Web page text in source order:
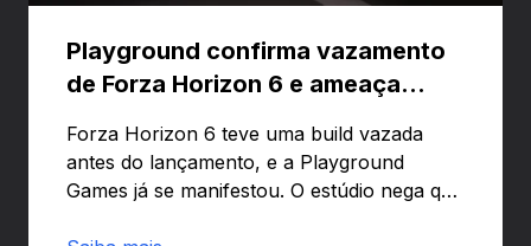
Playground confirma vazamento
de Forza Horizon 6 e ameaça
Forza Horizon 6 teve uma build vazada
antes do lançamento, e a Playground
Games já se manifestou. O estúdio nega que